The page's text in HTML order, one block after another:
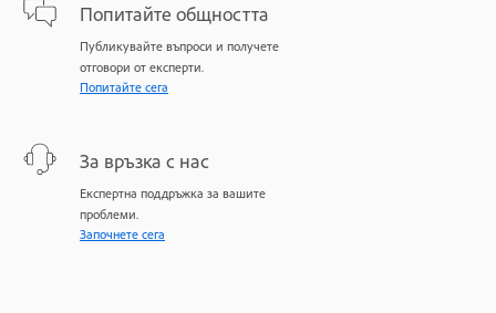
Попитайте общността
Публикувайте въпроси и получете
отговори от експерти.
Попитайте сега
За връзка с нас
Експертна поддръжка за вашите
проблеми.
Започнете сега